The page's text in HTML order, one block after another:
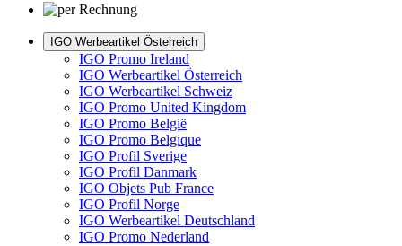
IGO Werbeartikel Österreich
IGO Promo Ireland
IGO Werbeartikel Österreich
IGO Werbeartikel Schweiz
IGO Promo United Kingdom
IGO Promo België
IGO Promo Belgique
IGO Profil Sverige
IGO Profil Danmark
IGO Objets Pub France
IGO Profil Norge
IGO Werbeartikel Deutschland
IGO Promo Nederland